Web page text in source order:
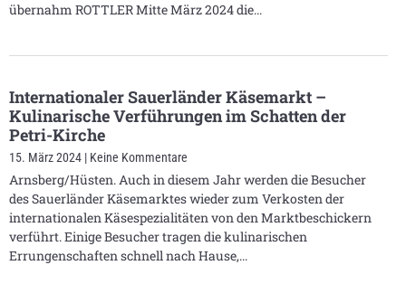
übernahm ROTTLER Mitte März 2024 die
Internationaler Sauerländer Käsemarkt –
Kulinarische Verführungen im Schatten der
Petri-Kirche
15. März 2024 Keine Kommentare
Arnsberg/Hüsten. Auch in diesem Jahr werden die Besucher
des Sauerländer Käsemarktes wieder zum Verkosten der
internationalen Käsespezialitäten von den Marktbeschickern
verführt. Einige Besucher tragen die kulinarischen
Errungenschaften schnell nach Hause,